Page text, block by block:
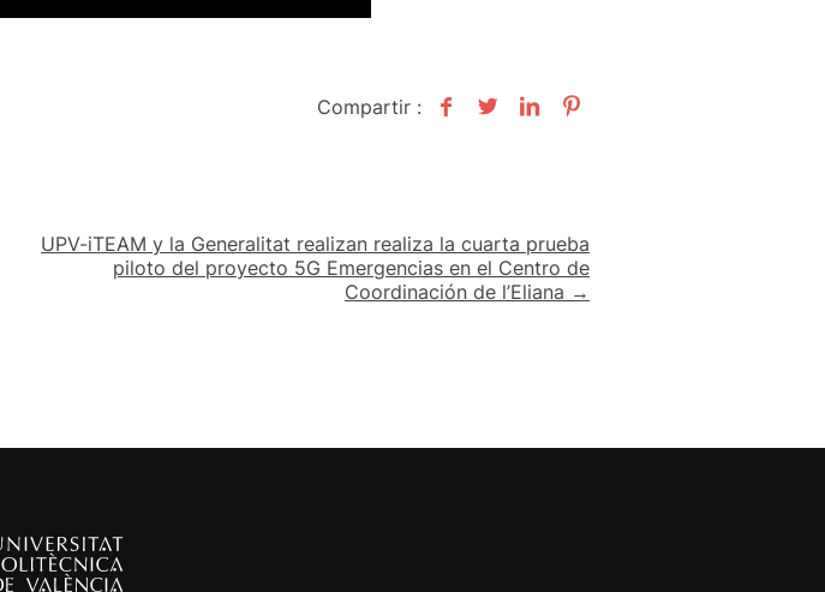
Compartir :
UPV-iTEAM y la Generalitat realizan realiza la cuarta prueba
piloto del proyecto 5G Emergencias en el Centro de
Coordinación de l’Eliana →